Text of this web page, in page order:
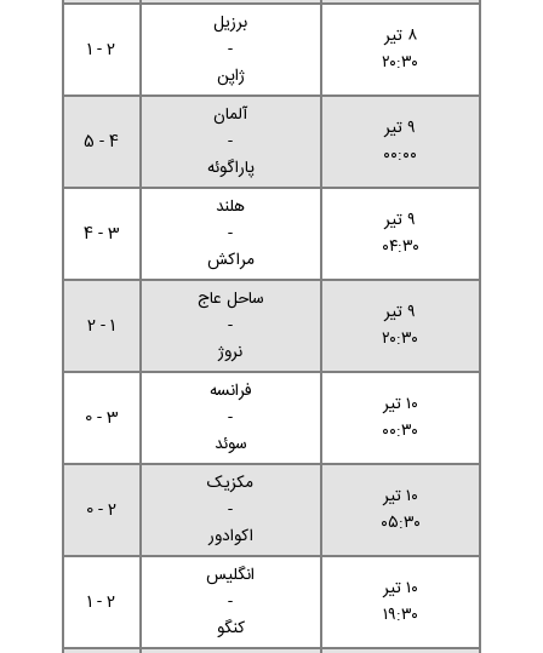
۸ تیر
۲۰:۳۰
برزیل
-
ژاپن
2 - 1
۹ تیر
۰۰:۰۰
آلمان
-
پاراگوئه
4 - 5
۹ تیر
۰۴:۳۰
هلند
-
مراکش
3 - 4
۹ تیر
۲۰:۳۰
ساحل عاج
-
نروژ
1 - 2
۱۰ تیر
۰۰:۳۰
فرانسه
-
سوئد
3 - 0
۱۰ تیر
۰۵:۳۰
مکزیک
-
اکوادور
2 - 0
۱۰ تیر
۱۹:۳۰
انگلیس
-
کنگو
2 - 1